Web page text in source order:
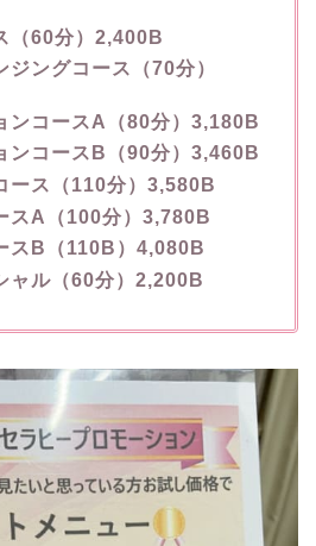
（60分）2,400B
ジングコース（70分）
ンコースA（80分）3,180B
ンコースB（90分）3,460B
ース（110分）3,580B
スA（100分）3,780B
スB（110B）4,080B
ャル（60分）2,200B